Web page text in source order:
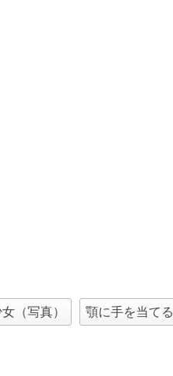
（写真） 顎に手を当てる